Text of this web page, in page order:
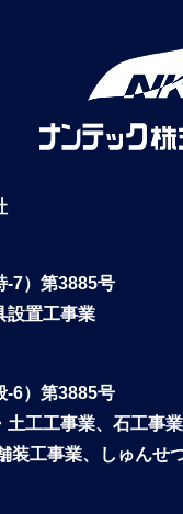
-7）第3885号
設置工事業
-6）第3885号
土工工事業、石工事
装工事業、しゅんせ